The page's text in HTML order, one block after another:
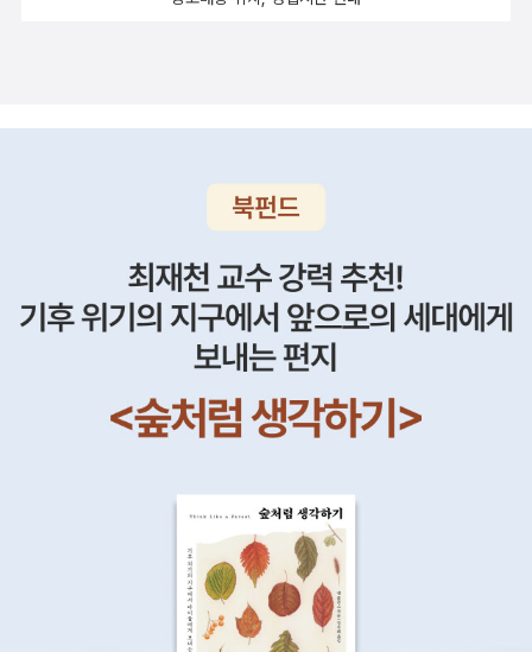
만 신경 쓰거나 찾아보면 방지할 수 있는 실수들이어서 아쉽다). 20
걸 원체 잘 버무려내는 분이라, 취할 부분들이 없지 않다. 참고로, 요
된 계기는 지은이의 2007년 논문부터였다. Viktor Mayer-Schoe
nberger, 'Useful Void: The Art of Forgetting in the Age of U
biquitous Computing', KSG Working Paper No. RWP07-02
2 (April 2007). https://ssrn.com/abstract=976541 이따금
썼지만, 최신 논의는 (외국에서) 논문이 나오고, 어느 정도 학문적 토
론을 거쳐 단행본으로 갈무리되고, 좋은 옮긴이를 만나 번역되기까지
내에서는 2008년경부터 '잊혀질 권리'가 처음 언급되기 시작한 것으
로 보이는데, 10년 동안 논문이 적잖이 나왔다. 논의가 가장 활발하게
이루어진 곳은 유럽이다. 2012 GDPR(안)에 상세한 규정이 들어가
고 2014. 5. 13. 유럽사법재판소(ECJ) 판결이 나오는 등 국제적으
로도 상당한 반향을 불러 일으켰다. 위 판결에서 ECJ는 검색엔진을